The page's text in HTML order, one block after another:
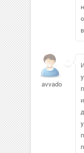
avvadon357686